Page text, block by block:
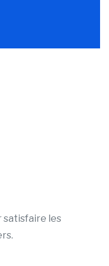
satisfaire les